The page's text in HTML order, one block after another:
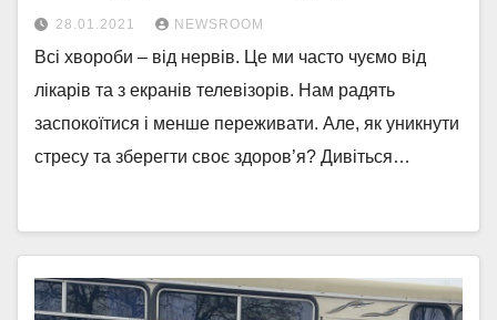
28.01.2021 NEWSROOM
Всі хвороби – від нервів. Це ми часто чуємо від
лікарів та з екранів телевізорів. Нам радять
заспокоїтися і менше переживати. Але, як уникнути
стресу та зберегти своє здоров’я? Дивіться…